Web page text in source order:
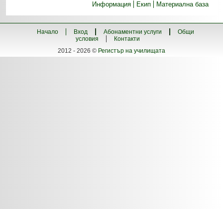
Информация
Екип Материална база
Начало Вход Абонаментни услуги
Общи
условия
Контакти
2012 - 2026 © Регистър на училищата